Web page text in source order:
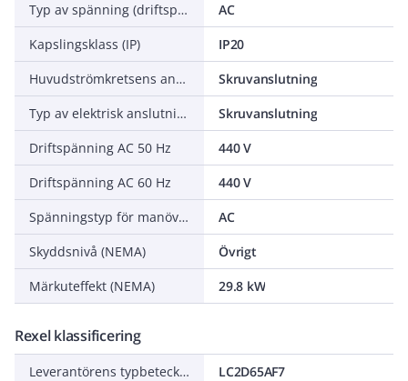
Typ av spänning (driftspänning)
AC
Kapslingsklass (IP)
IP20
Huvudströmkretsens anslutningssätt
Skruvanslutning
Typ av elektrisk anslutning för hjälp och manöverströmkretsar
Skruvanslutning
Driftspänning AC 50 Hz
440 V
Driftspänning AC 60 Hz
440 V
Spänningstyp för manöver
AC
Skyddsnivå (NEMA)
Övrigt
Märkuteffekt (NEMA)
29.8 kW
Rexel klassificering
Leverantörens typbeteckning
LC2D65AF7